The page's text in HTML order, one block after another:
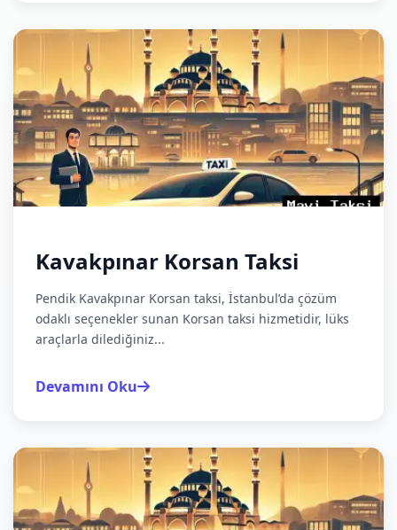
Kavakpınar Korsan Taksi
Pendik Kavakpınar Korsan taksi, İstanbul’da çözüm
odaklı seçenekler sunan Korsan taksi hizmetidir, lüks
araçlarla dilediğiniz...
Devamını Oku